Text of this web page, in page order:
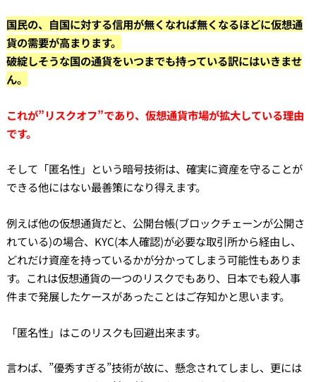
国民の、自国に対する信用が無くなれば無くなるほどに仮想通
貨の需要が高まります。
破綻しそうな国の通貨をいつまでも持っている訳にはいきませ
ん。
これが”リスクオフ”であり、仮想通貨市場が拡大している理由
です。
そして「匿名性」という暗号技術は、確実に資産を守ることが
できる他にはない最善策になり得えます。
例えば他の仮想通貨だと、公開台帳(ブロックチェーンが公開さ
れている)の場合、KYC(本人確認)が必要な取引所から経由し、
どれだけ資産を持っているかが分かってしまう可能性もありま
す。これは仮想通貨の一つのリスクでもあり、日本でも殺人事
件まで発展したケースがあったことはご存知かと思います。
「匿名性」はこのリスクも回避出来ます。
言わば、”優秀すぎる”技術が故に、懸念されてしまし、更には